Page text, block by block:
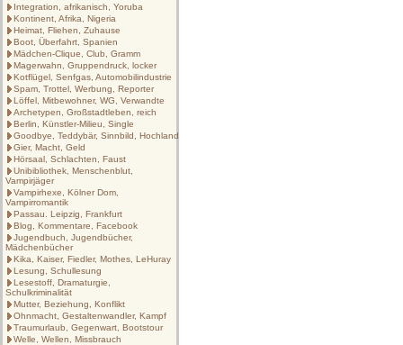
Integration, afrikanisch, Yoruba
Kontinent, Afrika, Nigeria
Heimat, Fliehen, Zuhause
Boot, Überfahrt, Spanien
Mädchen-Clique, Club, Gramm
Magerwahn, Gruppendruck, locker
Kotflügel, Senfgas, Automobilindustrie
Spam, Trottel, Werbung, Reporter
Löffel, Mitbewohner, WG, Verwandte
Archetypen, Großstadtleben, reich
Berlin, Künstler-Milieu, Single
Goodbye, Teddybär, Sinnbild, Hochland
Gier, Macht, Geld
Hörsaal, Schlachten, Faust
Unibibliothek, Menschenblut,
Vampirjäger
Vampirhexe, Kölner Dom,
Vampirromantik
Passau. Leipzig, Frankfurt
Blog, Kommentare, Facebook
Jugendbuch, Jugendbücher,
Mädchenbücher
Kika, Kaiser, Fiedler, Mothes, LeHuray
Lesung, Schullesung
Lesestoff, Dramaturgie,
Schulkriminalität
Mutter, Beziehung, Konflikt
Ohnmacht, Gestaltenwandler, Kampf
Traumurlaub, Gegenwart, Bootstour
Welle, Wellen, Missbrauch